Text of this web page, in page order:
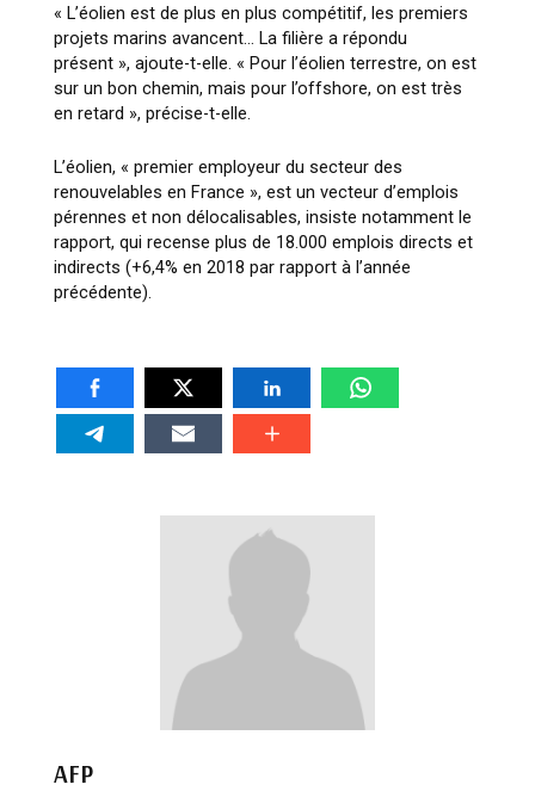
« L’éolien est de plus en plus compétitif, les premiers
projets marins avancent… La filière a répondu
présent », ajoute-t-elle. « Pour l’éolien terrestre, on est
sur un bon chemin, mais pour l’offshore, on est très
en retard », précise-t-elle.
L’éolien, « premier employeur du secteur des
renouvelables en France », est un vecteur d’emplois
pérennes et non délocalisables, insiste notamment le
rapport, qui recense plus de 18.000 emplois directs et
indirects (+6,4% en 2018 par rapport à l’année
précédente).
AFP